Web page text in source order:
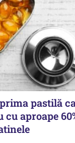
pastilă
aproape